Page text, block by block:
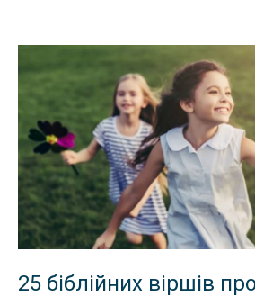
25 біблійних віршів